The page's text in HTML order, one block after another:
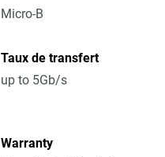
Micro-B
Taux de transfert
up to 5Gb/s
Warranty